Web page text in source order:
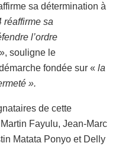
sa détermination à
réaffirme sa
l’ordre
souligne le
fondée sur « la
».
de cette
Fayulu, Jean-Marc
Matata Ponyo et Delly